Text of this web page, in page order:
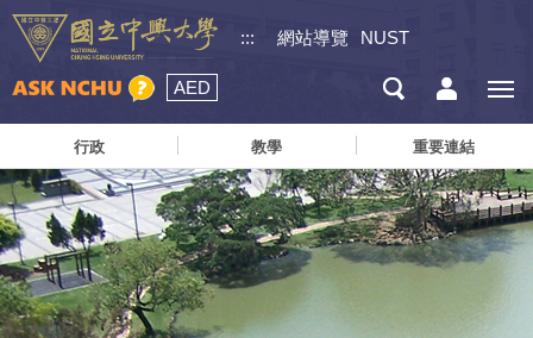
::: 網站導覽 NUST
AED
行政 教學 重要連結